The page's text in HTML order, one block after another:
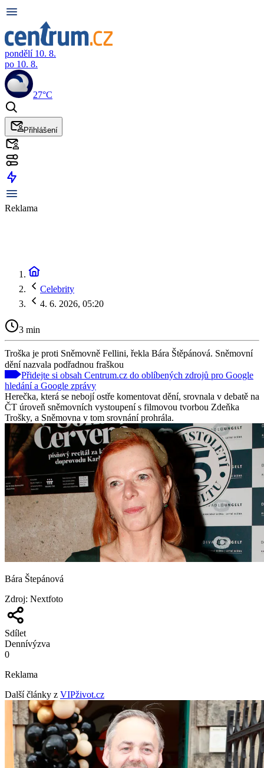
pondělí 10. 8.
po 10. 8.
27°C
Přihlášení
Reklama
Celebrity
4. 6. 2026, 05:20
3 min
Troška je proti Sněmovně Fellini, řekla Bára Štěpánová. Sněmovní
dění nazvala podřadnou fraškou
Přidejte si obsah Centrum.cz do oblíbených zdrojů pro Google
hledání a Google zprávy
Herečka, která se nebojí ostře komentovat dění, srovnala v debatě na
ČT úroveň sněmovních vystoupení s filmovou tvorbou Zdeňka
Trošky, a Sněmovna v tom srovnání prohrála.
Bára Štepánová
Zdroj: Nextfoto
Sdílet
Dennívýzva
0
Reklama
Další články z VIPživot.cz